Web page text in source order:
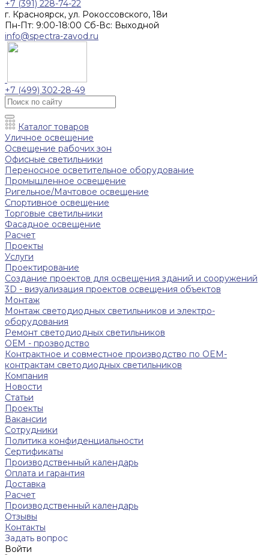
+7 (391) 228-74-22
г. Красноярск, ул. Рокоссовского, 18и
Пн-Пт: 9:00-18:00 Cб-Вс: Выходной
info@spectra-zavod.ru
+7 (499) 302-28-49
Каталог товаров
Уличное освещение
Освещение рабочих зон
Офисные светильники
Переносное осветительное оборудование
Промышленное освещение
Ригельное/Мачтовое освещение
Спортивное освещение
Торговые светильники
Фасадное освещение
Расчет
Проекты
Услуги
Проектирование
Создание проектов для освещения зданий и сооружений
3D - визуализация проектов освещения объектов
Монтаж
Монтаж светодиодных светильников и электро-
оборудования
Ремонт светодиодных светильников
ОЕМ - прозводство
Контрактное и совместное производство по OEM-
контрактам светодиодных светильников
Компания
Новости
Статьи
Проекты
Вакансии
Сотрудники
Политика конфиденциальности
Сертификаты
Производственный календарь
Оплата и гарантия
Доставка
Расчет
Производственный календарь
Отзывы
Контакты
Задать вопрос
Войти